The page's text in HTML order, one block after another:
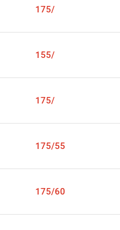
175/
155/
175/
175/55
175/60